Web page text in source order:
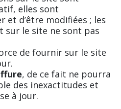
elles sont
et d’être modifiées ; les
le site ne sont pas
de fournir sur le site
, de ce fait ne pourra
des inexactitudes et
à jour.